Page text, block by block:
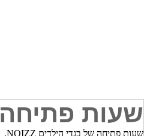
שעות פתיחה noizz
שעות פתיחה של בגדי הילדים NOIZZ.